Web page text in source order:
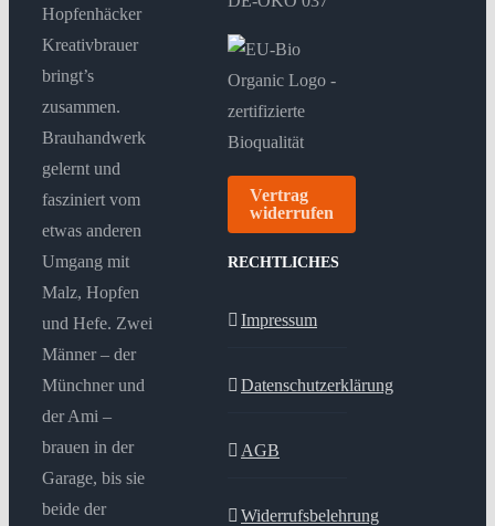
Hopfenhäcker
Kreativbrauer
bringt’s
zusammen.
Brauhandwerk
gelernt und
fasziniert vom
etwas anderen
Umgang mit
Malz, Hopfen
und Hefe. Zwei
Männer – der
Münchner und
der Ami –
brauen in der
Garage, bis sie
beide der
Vertrag
widerrufen
RECHTLICHES
Impressum
Datenschutzerklärung
AGB
Widerrufsbelehrung